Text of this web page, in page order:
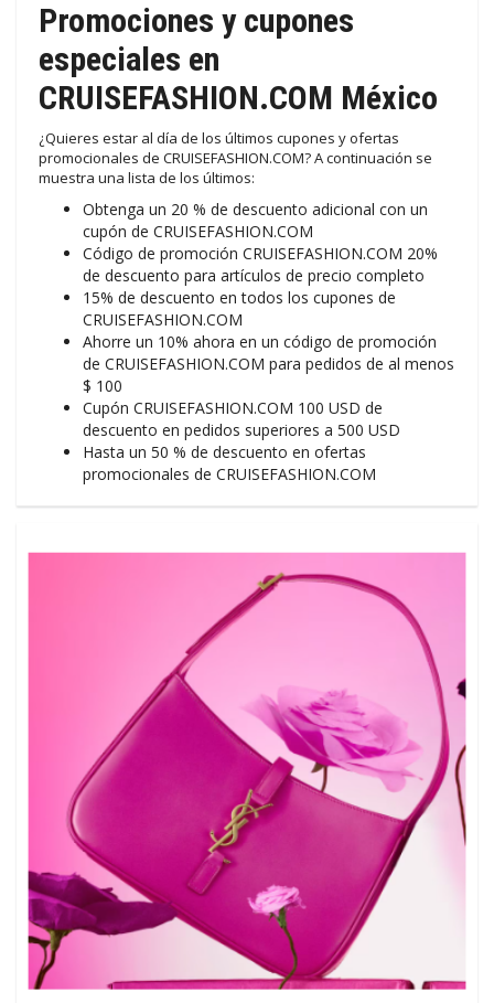
Promociones y cupones
especiales en
CRUISEFASHION.COM México
¿Quieres estar al día de los últimos cupones y ofertas
promocionales de CRUISEFASHION.COM? A continuación se
muestra una lista de los últimos:
Obtenga un 20 % de descuento adicional con un
cupón de CRUISEFASHION.COM
Código de promoción CRUISEFASHION.COM 20%
de descuento para artículos de precio completo
15% de descuento en todos los cupones de
CRUISEFASHION.COM
Ahorre un 10% ahora en un código de promoción
de CRUISEFASHION.COM para pedidos de al menos
$ 100
Cupón CRUISEFASHION.COM 100 USD de
descuento en pedidos superiores a 500 USD
Hasta un 50 % de descuento en ofertas
promocionales de CRUISEFASHION.COM